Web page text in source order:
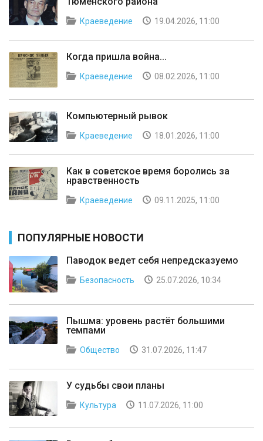
Краеведение 19.04.2026, 11:00
Когда пришла война...
Краеведение 08.02.2026, 11:00
Компьютерный рывок
Краеведение 18.01.2026, 11:00
Как в советское время боролись за
нравственность
Краеведение 09.11.2025, 11:00
ПОПУЛЯРНЫЕ НОВОСТИ
Паводок ведет себя непредсказуемо
Безопасность 25.07.2026, 10:34
Пышма: уровень растёт большими
темпами
Общество 31.07.2026, 11:47
У судьбы свои планы
Культура 11.07.2026, 11:00